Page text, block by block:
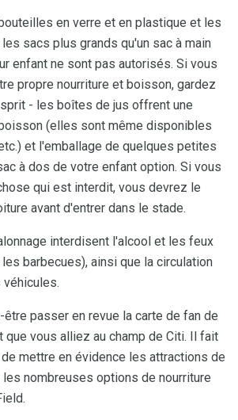
en verre et en plastique et les
sacs plus grands qu'un sac à main
enfant ne sont pas autorisés. Si vous
propre nourriture et boisson, gardez
- les boîtes de jus offrent une
(elles sont même disponibles
et l'emballage de quelques petites
à dos de votre enfant option. Si vous
qui est interdit, vous devrez le
avant d'entrer dans le stade.
interdisent l'alcool et les feux
barbecues), ainsi que la circulation
passer en revue la carte de fan de
que vous alliez au champ de Citi. Il fait
mettre en évidence les attractions de
nombreuses options de nourriture